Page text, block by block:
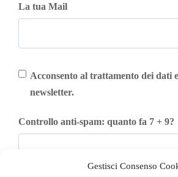
Gestisci Consenso
La tua Mail
Acconsento al trattamento dei dati
newsletter.
Controllo anti-spam: quanto fa 7 + 9?